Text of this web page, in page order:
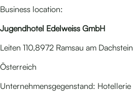
Business location:
Jugendhotel Edelweiss GmbH
Leiten 110,8972 Ramsau am Dachstein
Österreich
Unternehmensgegenstand: Hotellerie